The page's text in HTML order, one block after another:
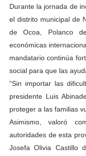
Durante la jornada de
el distrito municipal de
de Ocoa, Polanco
económicas
mandatario continúa
social para que las
“Sin importar las
presidente Luis
proteger a las familias
Asimismo, valoró
autoridades de esta
Josefa Olivia Castillo